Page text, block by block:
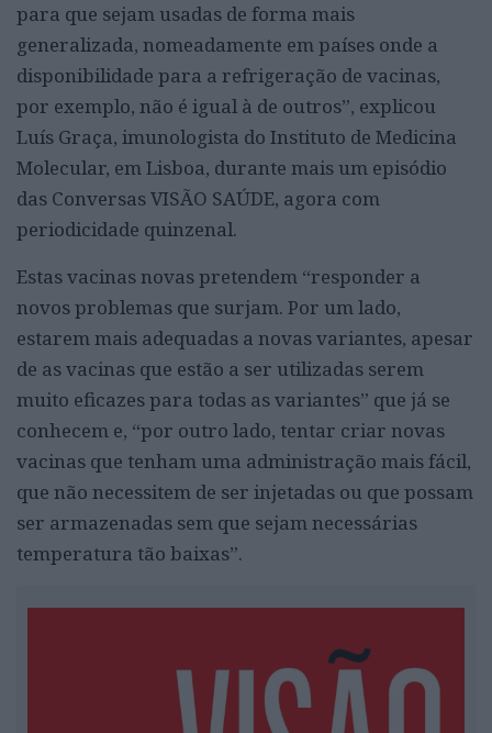
para que sejam usadas de forma mais
generalizada, nomeadamente em países onde a
disponibilidade para a refrigeração de vacinas,
por exemplo, não é igual à de outros”, explicou
Luís Graça, imunologista do Instituto de Medicina
Molecular, em Lisboa, durante mais um episódio
das Conversas VISÃO SAÚDE, agora com
periodicidade quinzenal.
Estas vacinas novas pretendem “responder a
novos problemas que surjam. Por um lado,
estarem mais adequadas a novas variantes, apesar
de as vacinas que estão a ser utilizadas serem
muito eficazes para todas as variantes” que já se
conhecem e, “por outro lado, tentar criar novas
vacinas que tenham uma administração mais fácil,
que não necessitem de ser injetadas ou que possam
ser armazenadas sem que sejam necessárias
temperatura tão baixas”.